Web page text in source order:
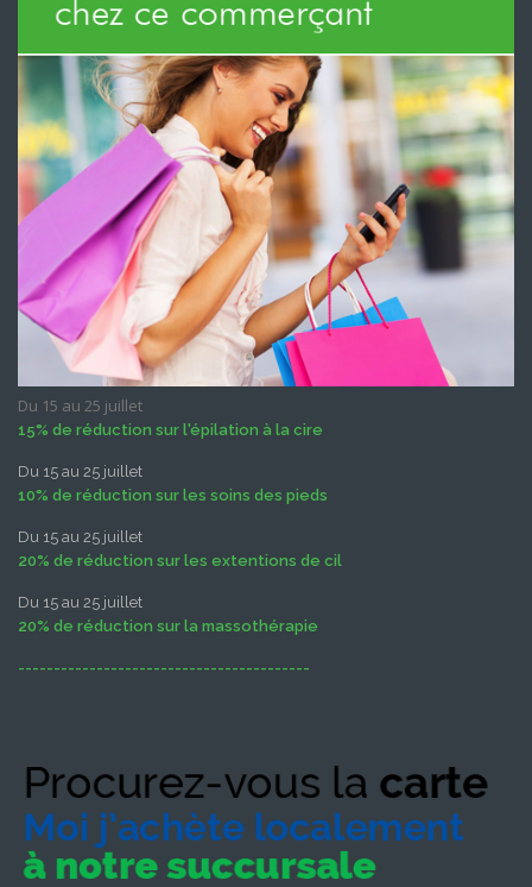
Du 15 au 25 juillet
15% de réduction sur l'épilation à la cire
Du 15 au 25 juillet
10% de réduction sur les soins des pieds
Du 15 au 25 juillet
20% de réduction sur les extentions de cil
Du 15 au 25 juillet
20% de réduction sur la massothérapie
-----------------------------------------